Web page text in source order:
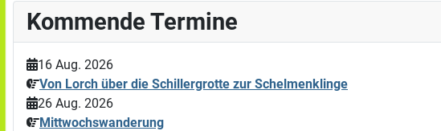
Kommende Termine
16 Aug. 2026
Von Lorch über die Schillergrotte zur Schelmenklinge
26 Aug. 2026
Mittwochswanderung